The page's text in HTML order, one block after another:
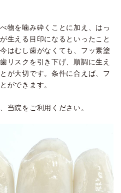
物を噛み砕くことに加え、はっ
生える目印になるといったこと
はむし歯がなくても、フッ素塗
リスクを引き下げ、順調に生え
が大切です。条件に合えば、フ
ができます。
当院をご利用ください。